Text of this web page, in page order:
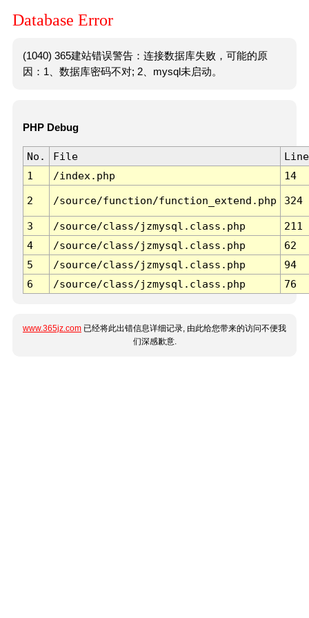
Database Error
(1040) 365建站错误警告：连接数据库失败，可能的原
因：1、数据库密码不对; 2、mysql未启动。
PHP Debug
No. File
Line
1
/index.php 14
2 /source/function/function_extend.php 324
3 /source/class/jzmysql.class.php
211
4
/source/class/jzmysql.class.php
62
5
/source/class/jzmysql.class.php
94
6
/source/class/jzmysql.class.php 76
www.365jz.com 已经将此出错信息详细记录, 由此给您带来的访问不便我
们深感歉意.